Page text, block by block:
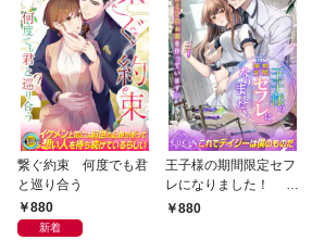
繋ぐ約束 何度でも君
と巡り合う
880
新着
王子様の期間限定セフ
レになりました！ 錬
金術でヒミツのお薬を
880